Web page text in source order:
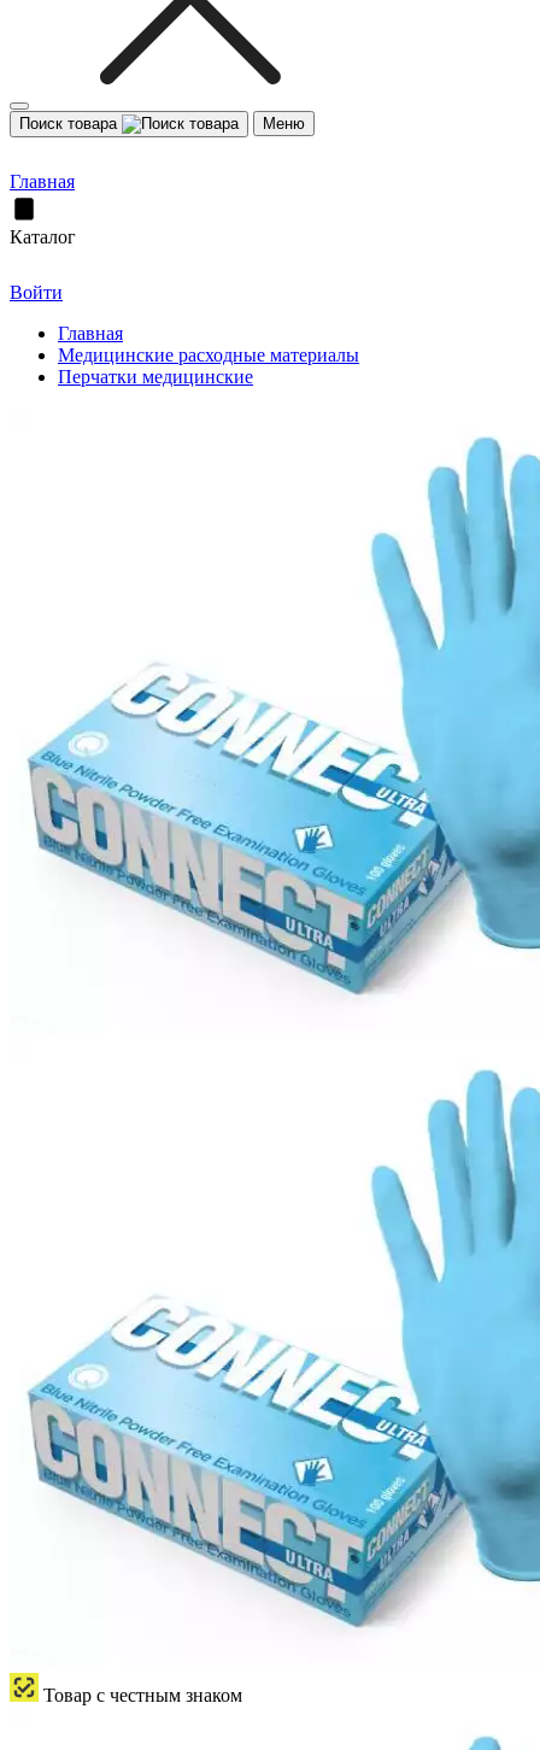
Поиск товара Меню
Главная
Каталог
Войти
Главная
Медицинские расходные материалы
Перчатки медицинские
Товар с честным знаком